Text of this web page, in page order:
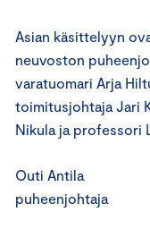
Asian käsittelyyn
neuvoston
varatuomari Arja
toimitusjohtaja Jari
Nikula ja professori
Outi Antila
puheenjohtaja